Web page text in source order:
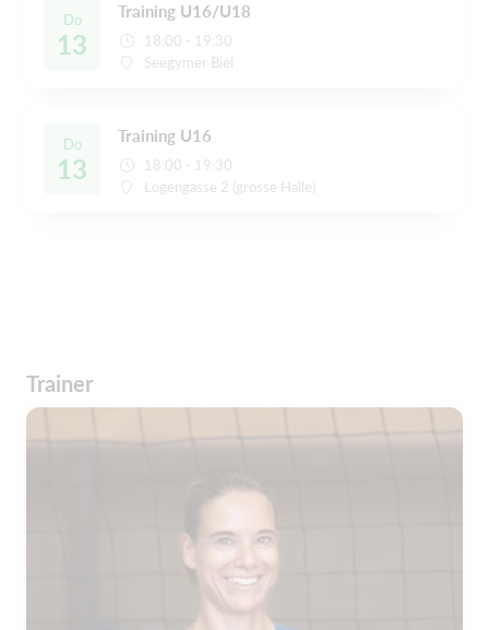
Do
13
Training U16/U18
18:00 - 19:30
Seegymer Biel
Do
13
Training U16
18:00 - 19:30
Logengasse 2 (grosse Halle)
Trainer